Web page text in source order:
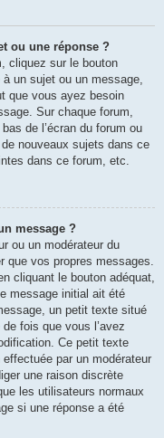
ou une réponse ?
cliquez sur le bouton
un sujet ou un message,
que vous ayez besoin
Sur chaque forum,
de l’écran du forum ou
nouveaux sujets dans ce
dans ce forum, etc.
message ?
ou un modérateur du
que vos propres messages.
cliquant le bouton adéquat,
message initial ait été
un petit texte situé
fois que vous l’avez
Ce petit texte
effectuée par un modérateur
une raison discrète
les utilisateurs normaux
si une réponse a été